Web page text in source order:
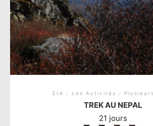
Été / Les Activités /
TREK AU NEPAL
21 jours